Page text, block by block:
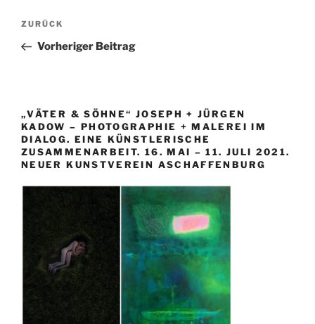
Beitragsnavigation
Vorheriger
Beitrag
ZURÜCK
Vorheriger Beitrag
„VÄTER & SÖHNE“ JOSEPH + JÜRGEN
KADOW – PHOTOGRAPHIE + MALEREI IM
DIALOG. EINE KÜNSTLERISCHE
ZUSAMMENARBEIT. 16. MAI – 11. JULI 2021.
NEUER KUNSTVEREIN ASCHAFFENBURG